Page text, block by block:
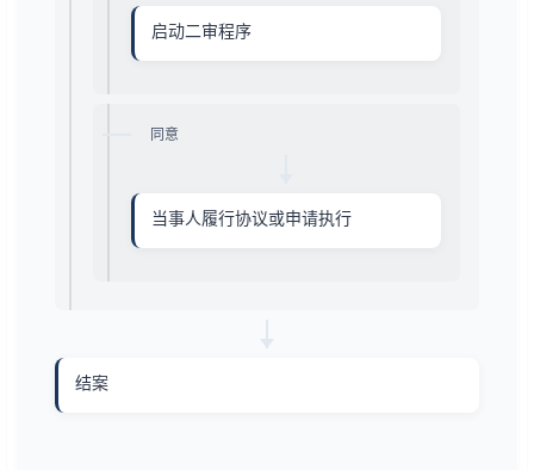
启动二审程序
同意
当事人履行协议或申请执行
结案